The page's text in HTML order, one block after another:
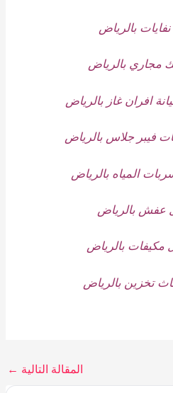
بالرياض
مجاري بالرياض
افران غاز بالرياض
فيبر جلاس بالرياض
المياه بالرياض
عفش بالرياض
بالرياض
تخزين بالرياض
المقالة التالية ←